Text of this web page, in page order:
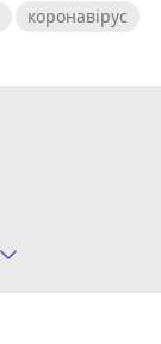
коронавірус